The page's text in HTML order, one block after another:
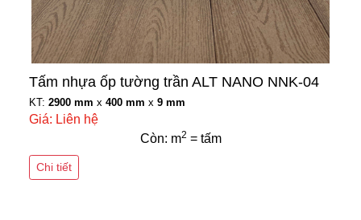
Tấm nhựa ốp tường trần ALT NANO NNK-04
KT: 2900 mm x 400 mm x 9 mm
Giá: Liên hệ
Còn: m2 = tấm
Chi tiết